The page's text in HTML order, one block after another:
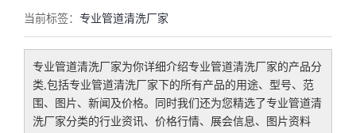
当前标签： 专业管道清洗厂家
专业管道清洗厂家为你详细介绍专业管道清洗厂家的产品分
类,包括专业管道清洗厂家 下的所有产品的用途、型号、范
围、图片、新闻及价格。同时我们还为您精选了专业管道清
洗厂家分类的行业资讯、价格行情、展会信息、图片资料